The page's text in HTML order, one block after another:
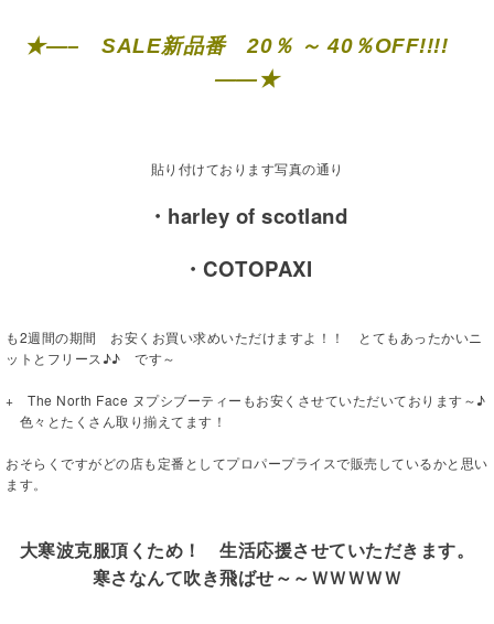
★—– SALE新品番 20％ ～ 40％OFF!!!!
——★
貼り付けております写真の通り
・harley of scotland
・COTOPAXI
も2週間の期間 お安くお買い求めいただけますよ！！ とてもあったかいニ
ットとフリース♪♪ です～
+ The North Face ヌプシブーティーもお安くさせていただいております～♪
色々とたくさん取り揃えてます！
おそらくですがどの店も定番としてプロパープライスで販売しているかと思い
ます。
大寒波克服頂くため！ 生活応援させていただきます。
寒さなんて吹き飛ばせ～～ＷＷＷＷＷ